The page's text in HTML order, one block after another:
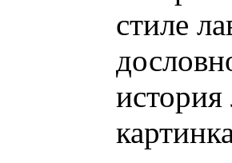
стиле